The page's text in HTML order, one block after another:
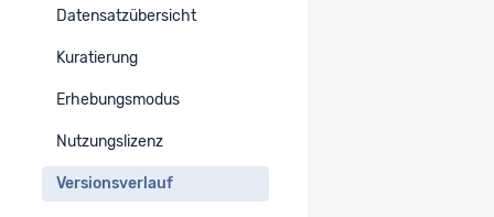
Datensatzübersicht
Kuratierung
Erhebungsmodus
Nutzungslizenz
Versionsverlauf
10.48573/7e1g-4b37
Version :
Publiziert